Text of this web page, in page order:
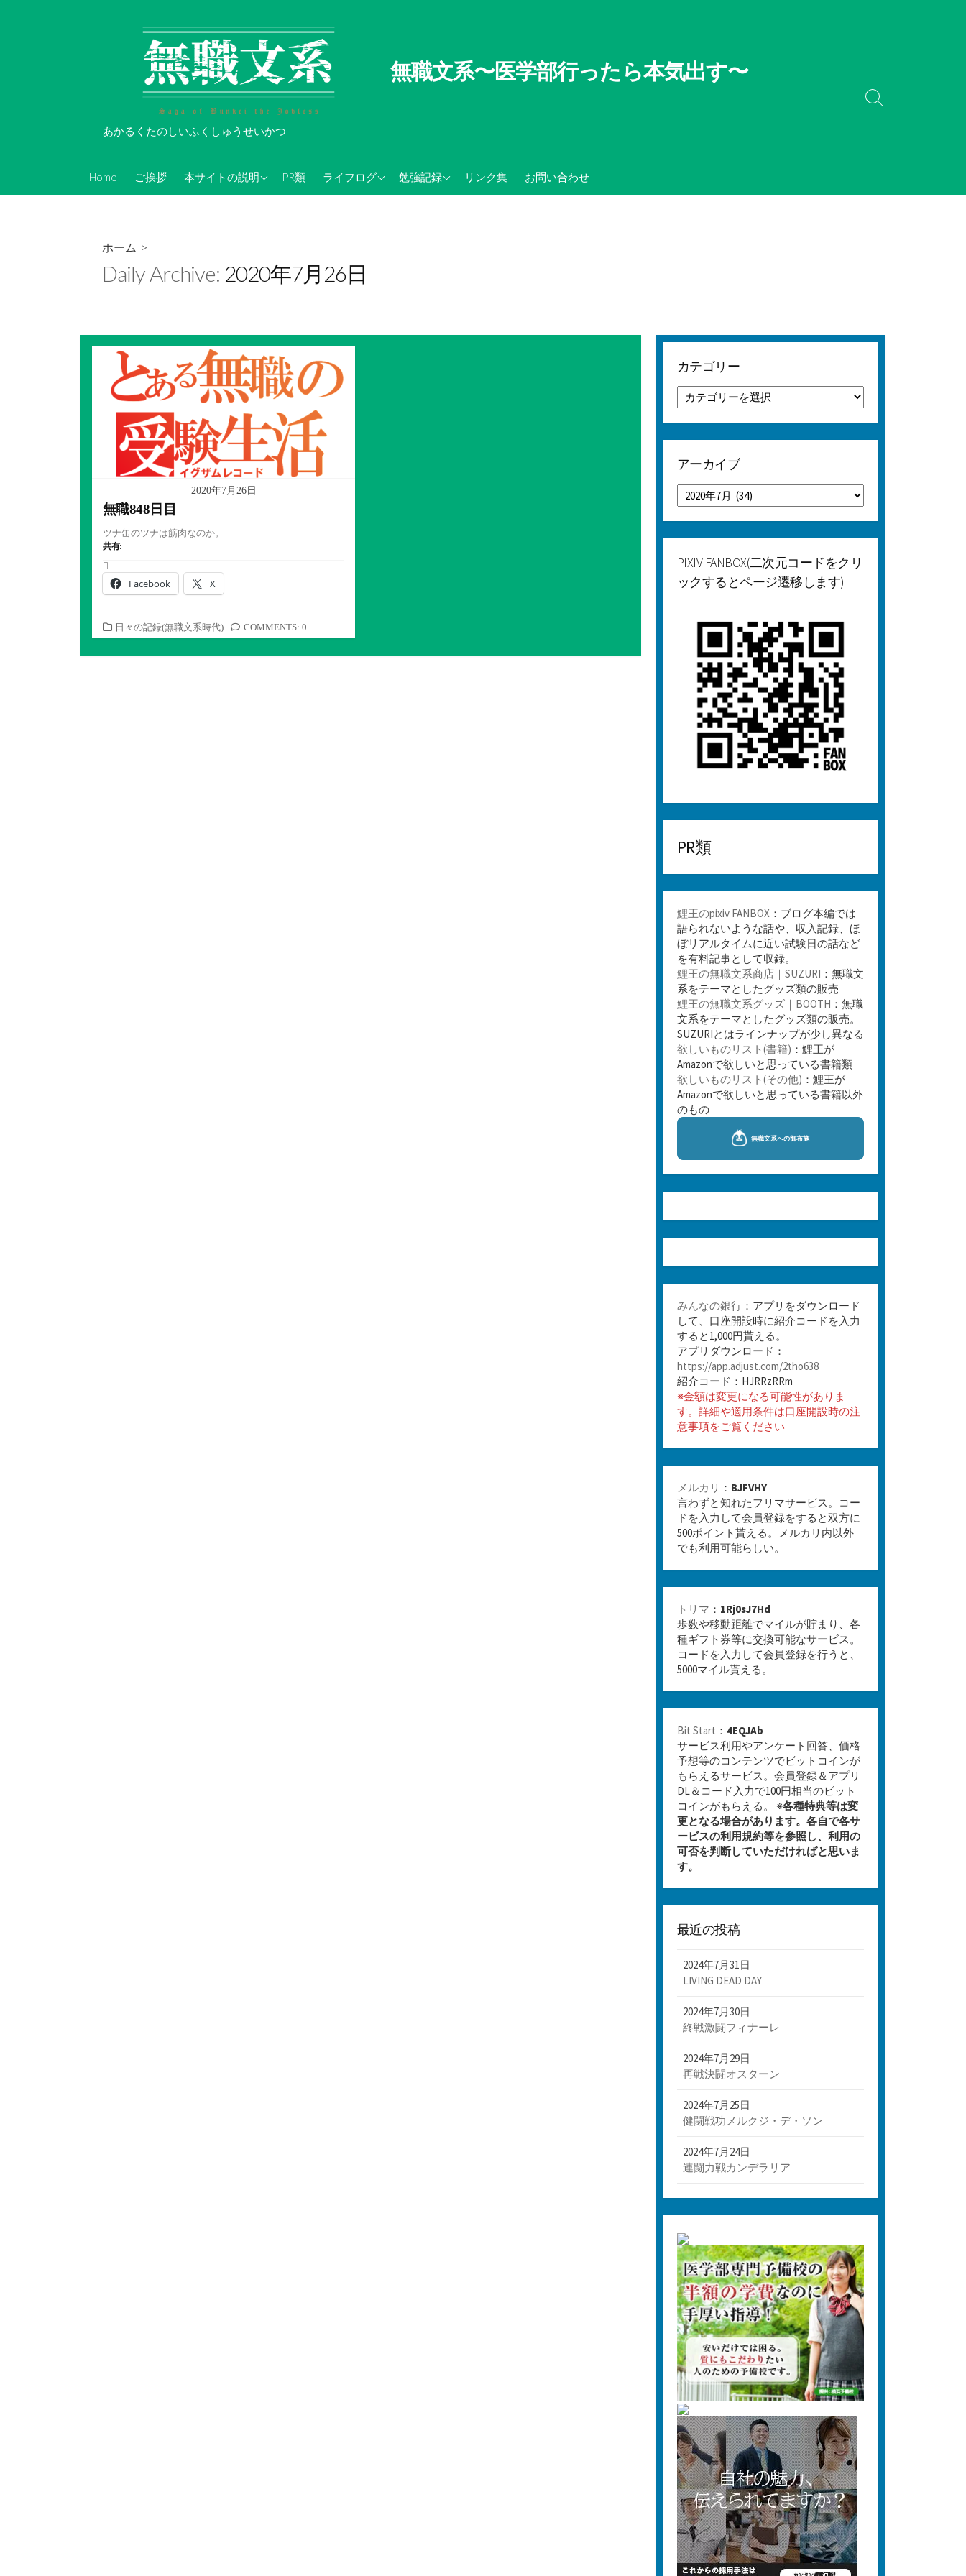
無職文系〜医学部行ったら本気出す〜
あかるくたのしいふくしゅうせいかつ
Home ご挨拶 本サイトの説明
About Koi-Oh
無職文系ツイキャス情報
PR類 ライフログ
無職文系100の懸念勉強記録
TOEIC関連記録リンク集 お問い合わせ
検
ホーム >
Daily Archive: 2020年7月26日
2020年7月26日
無職848日目
ツナ缶のツナは筋肉なのか。
共有:
Facebook X
カ
テ
ゴ
日々の記録(無職文系時代) COMMENTS: 0
カテゴリー
カ
テ
ゴ
リ
アーカイブ
ア
ー
カ
イ
PIXIV FANBOX(二次元コードをクリ
ックするとページ遷移します)
PR類
鯉王のpixiv FANBOX ：ブログ本編では
語られないような話や、収入記録、ほ
ぼリアルタイムに近い試験日の話など
を有料記事として収録。
鯉王の無職文系商店｜SUZURI ：無職文
系をテーマとしたグッズ類の販売
鯉王の無職文系グッズ｜BOOTH ：無職
文系をテーマとしたグッズ類の販売。
SUZURIとはラインナップが少し異なる
欲しいものリスト(書籍) ：鯉王が
Amazonで欲しいと思っている書籍類
欲しいものリスト(その他) ：鯉王が
Amazonで欲しいと思っている書籍以外
のもの
みんなの銀行 ：アプリをダウンロード
して、口座開設時に紹介コードを入力
すると1,000円貰える。
アプリダウンロード：
https://app.adjust.com/2tho638
紹介コード：HJRRzRRm
※金額は変更になる可能性がありま
す。詳細や適用条件は口座開設時の注
意事項をご覧ください
メルカリ ： BJFVHY
言わずと知れたフリマサービス。コー
ドを入力して会員登録をすると双方に
500ポイント貰える。メルカリ内以外
でも利用可能らしい。
トリマ ： 1Rj0sJ7Hd
歩数や移動距離でマイルが貯まり、各
種ギフト券等に交換可能なサービス。
コードを入力して会員登録を行うと、
5000マイル貰える。
Bit Start ： 4EQJAb
サービス利用やアンケート回答、価格
予想等のコンテンツでビットコインが
もらえるサービス。会員登録＆アプリ
DL＆コード入力で100円相当のビット
コインがもらえる。 ※各種特典等は変
更となる場合があります。各自で各サ
ービスの利用規約等を参照し、利用の
可否を判断していただければと思いま
す。
最近の投稿
2024年7月31日
LIVING DEAD DAY
2024年7月30日
終戦激闘フィナーレ
2024年7月29日
再戦決闘オスターン
2024年7月25日
健闘戦功メルクジ・デ・ソン
2024年7月24日
連闘力戦カンデラリア